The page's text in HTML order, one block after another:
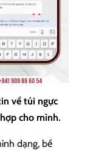
về túi ngực
cho mình.
dạng, bề